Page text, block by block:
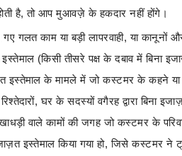
है, तो आप मुआवज़े के हकदार नहीं होंगे।
गलत काम या बड़ी लापरवाही, या
इस्तेमाल (किसी तीसरे पक्ष के दबाव में बिना
इस्तेमाल के मामले में जो कस्टमर के कहने
घर के सदस्यों वगैरह द्वारा बिना
वाले कामों की जगह जो कस्टमर के
इस्तेमाल किया गया हो, जिसे कस्टमर ने